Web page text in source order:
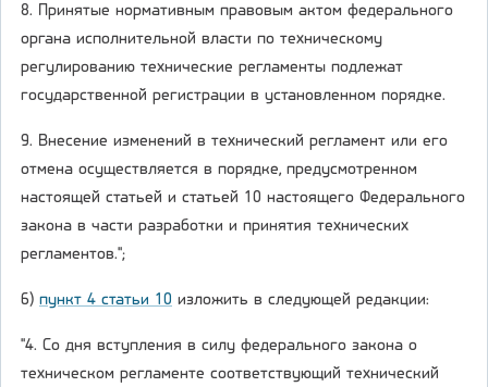
8. Принятые нормативным правовым актом федерального
органа исполнительной власти по техническому
регулированию технические регламенты подлежат
государственной регистрации в установленном порядке.
9. Внесение изменений в технический регламент или его
отмена осуществляется в порядке, предусмотренном
настоящей статьей и статьей 10 настоящего Федерального
закона в части разработки и принятия технических
регламентов.";
6) пункт 4 статьи 10 изложить в следующей редакции:
"4. Со дня вступления в силу федерального закона о
техническом регламенте соответствующий технический